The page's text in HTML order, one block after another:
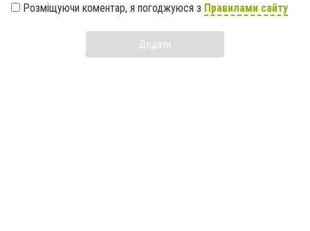
Розміщуючи коментар, я погоджуюся з Правилами сайту
Додати